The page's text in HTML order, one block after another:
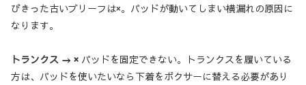
びきった古いブリーフは×。パッドが動いてしまい横漏れの原因に
なります。
トランクス → × パッドを固定できない。トランクスを履いている
方は、パッドを使いたいなら下着をボクサーに替える必要があり